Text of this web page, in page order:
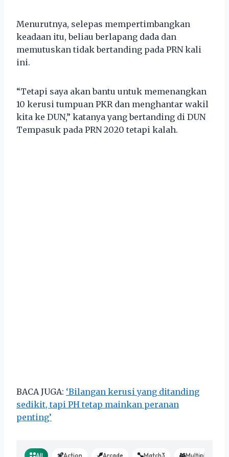
Menurutnya, selepas mempertimbangkan
keadaan itu, beliau berlapang dada dan
memutuskan tidak bertanding pada PRN kali
ini.
“Tetapi saya akan bantu untuk memenangkan
10 kerusi tumpuan PKR dan menghantar wakil
kita ke DUN,” katanya yang bertanding di DUN
Tempasuk pada PRN 2020 tetapi kalah.
BACA JUGA: ‘Bilangan kerusi yang ditanding
sedikit, tapi PH tetap mainkan peranan
penting’